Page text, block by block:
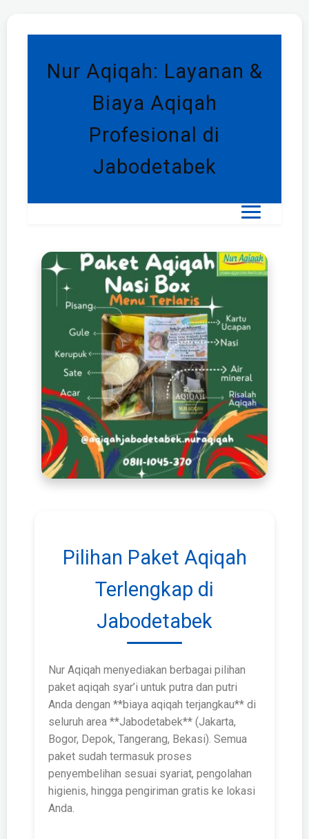
Nur Aqiqah: Layanan &
Biaya Aqiqah
Profesional di
Jabodetabek
Pilihan Paket Aqiqah
Terlengkap di
Jabodetabek
Nur Aqiqah menyediakan berbagai pilihan
paket aqiqah syar’i untuk putra dan putri
Anda dengan **biaya aqiqah terjangkau** di
seluruh area **Jabodetabek** (Jakarta,
Bogor, Depok, Tangerang, Bekasi). Semua
paket sudah termasuk proses
penyembelihan sesuai syariat, pengolahan
higienis, hingga pengiriman gratis ke lokasi
Anda.